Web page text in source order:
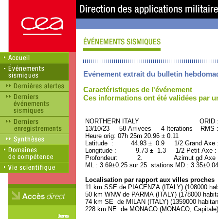
Evénement extrait du bulletin
Caractéristiques de l'événement
Ces informations ont été validées par
NORTHERN ITALY ORID :
13/10/23 58 Arrivees 4 Iterations RMS
Heure orig: 07h 25m 20.96 ± 0.11
Latitude : 44.93 ± 0.9 1/2 Grand
Longitude : 9.73 ± 1.3 1/2 Petit Axe
Profondeur: 2. Azimut gd Axe :
ML : 3.69±0.25 sur 25 stations MD :
Localisation par rapport aux villes proches
11 km SSE de PIACENZA (ITALY) (108000
50 km WNW de PARMA (ITALY) (178000
74 km SE de MILAN (ITALY) (1359000
228 km NE de MONACO (MONACO,